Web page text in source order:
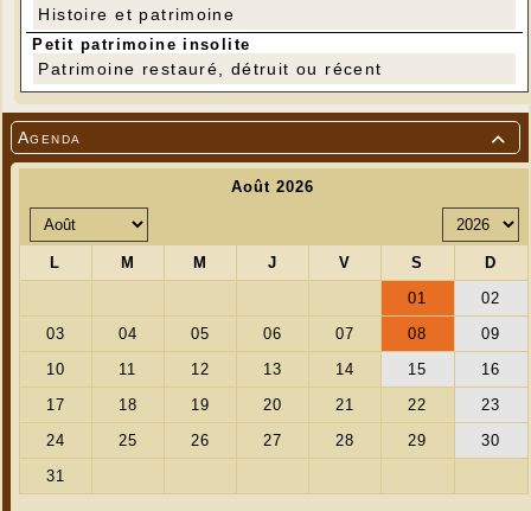

Agenda
Réalisations anciennes....
Histoire et patrimoine
Petit patrimoine insolite
Patrimoine restauré, détruit ou récent